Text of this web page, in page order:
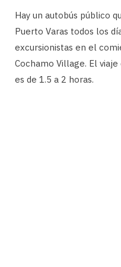
Hay un autobús público
Puerto Varas todos los
excursionistas en el
Cochamo Village. El
es de 1.5 a 2 horas.